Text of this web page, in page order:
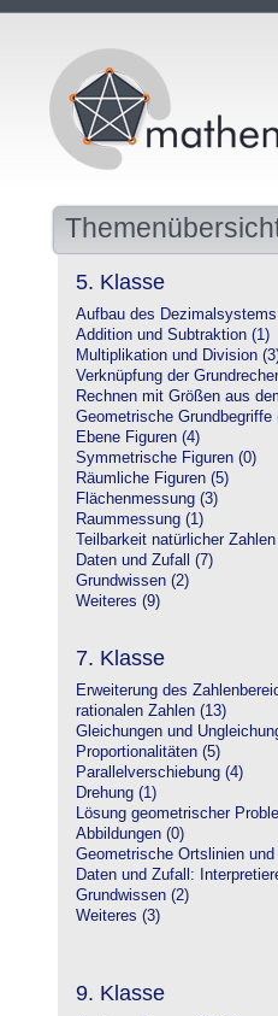
5. Klasse
Aufbau des
Addition und Subtraktion (1)
Multiplikation und Division
Verknüpfung der
Rechnen mit Größen aus
Geometrische Grundbegriffe
Ebene Figuren (4)
Symmetrische Figuren (0)
Räumliche Figuren (5)
Flächenmessung (3)
Raummessung (1)
Teilbarkeit natürlicher
Daten und Zufall (7)
Grundwissen (2)
Weiteres (9)
7. Klasse
Erweiterung des
rationalen Zahlen (13)
Gleichungen und
Proportionalitäten (5)
Parallelverschiebung (4)
Drehung (1)
Lösung geometrischer
Abbildungen (0)
Geometrische Ortslinien
Daten und Zufall:
Grundwissen (2)
Weiteres (3)
9. Klasse